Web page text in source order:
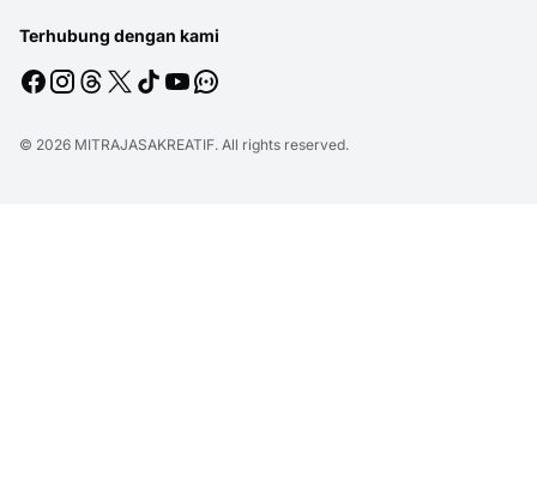
Terhubung dengan kami
© 2026 MITRAJASAKREATIF. All rights reserved.